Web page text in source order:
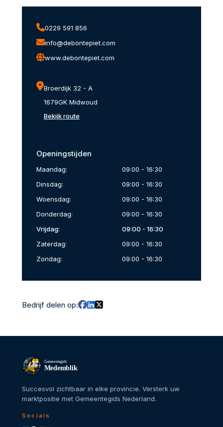
0229 591 856
info@debontepiet.com
www.debontepiet.com
Broerdijk 32 - A
1679GK Midwoud
Bekijk route
Openingstijden
Maandag:
09:00 - 16:30
Dinsdag:
09:00 - 16:30
Woensdag:
09:00 - 16:30
Donderdag:
09:00 - 16:30
Vrijdag:
09:00 - 16:30
Zaterdag:
09:00 - 16:30
Zondag:
09:00 - 16:30
Bedrijf delen op:
Gemeentegids
Medemblik
Succesvol zichtbaar in elke provincie. Versterk uw
marktpositie met Gemeentegids Nederland.
Socials